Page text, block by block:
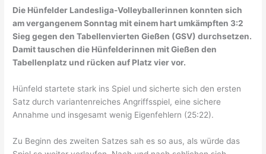
Die Hünfelder Landesliga-Volleyballerinnen konnten sich
am vergangenem Sonntag mit einem hart umkämpften 3:2
Sieg gegen den Tabellenvierten Gießen (GSV) durchsetzen.
Damit tauschen die Hünfelderinnen mit Gießen den
Tabellenplatz und rücken auf Platz vier vor.
Hünfeld startete stark ins Spiel und sicherte sich den ersten
Satz durch variantenreiches Angriffsspiel, eine sichere
Annahme und insgesamt wenig Eigenfehlern (25:22).
Zu Beginn des zweiten Satzes sah es so aus, als würde das